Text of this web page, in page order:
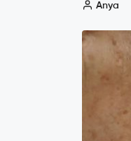
Anya